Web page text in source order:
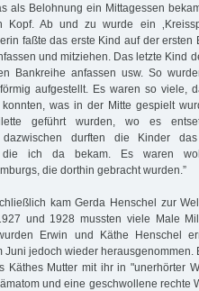
als Belohnung ein Mittagessen
Ab und zu wurde ein
faßte das erste Kind auf der
und mitziehen. Das letzte Kind
Bankreihe anfassen usw. So
aufgestellt. Es waren so viele,
was in der Mitte gespielt
geführt wurden, wo es
dazwischen durften die Kinder
die ich da bekam. Es waren
die dorthin gebracht wurden.”
kam Gerda Henschel zur
und 1928 mussten viele Male
Erwin und Käthe Henschel
Juni jedoch wieder herausgenommen.
Käthes Mutter mit ihr in "unerhörter
und eine geschwollene rechte